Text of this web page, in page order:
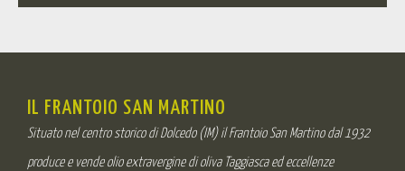
IL FRANTOIO SAN MARTINO
Situato nel centro storico di Dolcedo (IM) il Frantoio San Martino dal 1932
produce e vende olio extravergine di oliva Taggiasca ed eccellenze